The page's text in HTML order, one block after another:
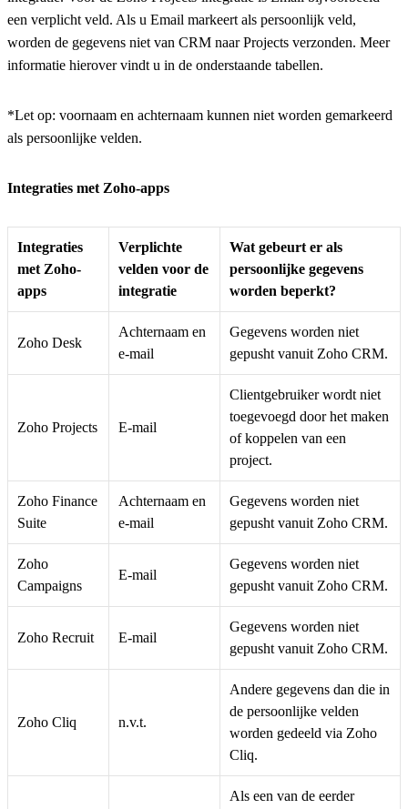
een verplicht veld. Als u Email markeert als persoonlijk veld,
worden de gegevens niet van CRM naar Projects verzonden. Meer
informatie hierover vindt u in de onderstaande tabellen.
*Let op: voornaam en achternaam kunnen niet worden gemarkeerd
als persoonlijke velden.
Integraties met Zoho-apps
Integraties
met Zoho-
apps
Verplichte
velden voor de
integratie
Wat gebeurt er als
persoonlijke gegevens
worden beperkt?
Zoho Desk
Achternaam en
e-mail
Gegevens worden niet
gepusht vanuit Zoho CRM.
Zoho Projects E-mail
Clientgebruiker wordt niet
toegevoegd door het maken
of koppelen van een
project.
Zoho Finance
Suite
Achternaam en
e-mail
Gegevens worden niet
gepusht vanuit Zoho CRM.
Zoho
Campaigns
E-mail
Gegevens worden niet
gepusht vanuit Zoho CRM.
Zoho Recruit E-mail
Gegevens worden niet
gepusht vanuit Zoho CRM.
Zoho Cliq n.v.t.
Andere gegevens dan die in
de persoonlijke velden
worden gedeeld via Zoho
Cliq.
Als een van de eerder